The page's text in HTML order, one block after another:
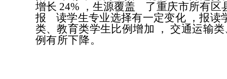
增长 24% ，生源覆盖
了重庆市所有区
报
读学生专业选择有一定变化
，报
类、教育类学生比例增加
， 交通运输类
例有所下降。